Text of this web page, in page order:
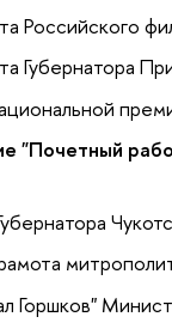
Российского
Губернатора
"Почетный
Горшков"